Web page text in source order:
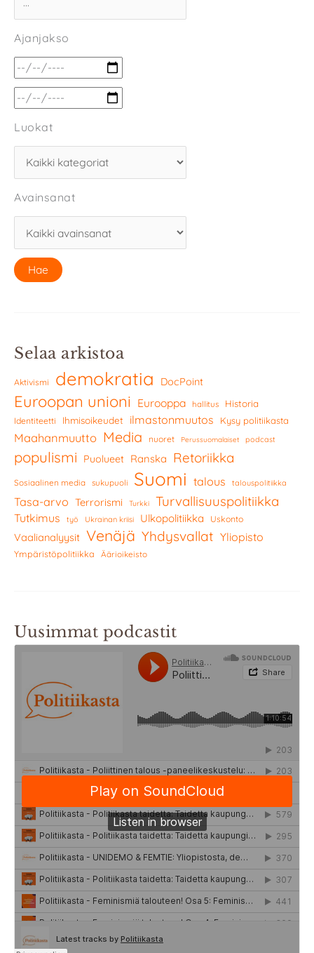
Ajanjakso
Luokat
Avainsanat
Selaa arkistoa
Aktivismi demokratia DocPoint
Euroopan unioni Eurooppa hallitus Historia
Identiteetti Ihmisoikeudet ilmastonmuutos Kysy politiikasta
Maahanmuutto Media nuoret Perussuomalaiset podcast
populismi Puolueet Ranska Retoriikka
Sosiaalinen media sukupuoli Suomi talous talouspolitiikka
Tasa-arvo Terrorismi Turkki Turvallisuuspolitiikka
Tutkimus työ Ukrainan kriisi Ulkopolitiikka Uskonto
Vaalianalyysit Venäjä Yhdysvallat Yliopisto
Ympäristöpolitiikka Äärioikeisto
Uusimmat podcastit